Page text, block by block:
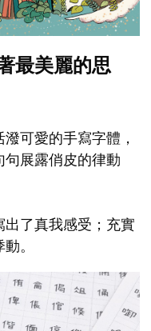
最美麗的思
可愛的手寫字體，
展露俏皮的律動
了真我感受；充實
。